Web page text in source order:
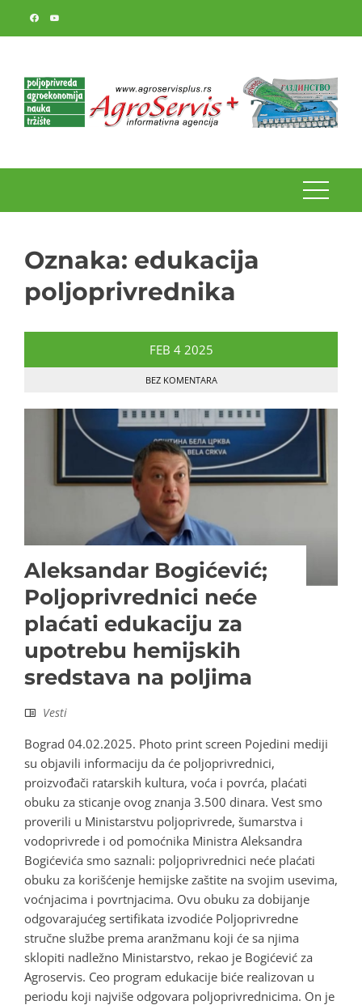
Oznaka: edukacija
poljoprivrednika
FEB 4 2025
BEZ KOMENTARA
Aleksandar Bogićević;
Poljoprivrednici neće
plaćati edukaciju za
upotrebu hemijskih
sredstava na poljima
Vesti
Bograd 04.02.2025. Photo print screen Pojedini mediji
su objavili informaciju da će poljoprivrednici,
proizvođači ratarskih kultura, voća i povrća, plaćati
obuku za sticanje ovog znanja 3.500 dinara. Vest smo
proverili u Ministarstvu poljoprivrede, šumarstva i
vodoprivrede i od pomoćnika Ministra Aleksandra
Bogićevića smo saznali: poljoprivrednici neće plaćati
obuku za korišćenje hemijske zaštite na svojim usevima,
voćnjacima i povrtnjacima. Ovu obuku za dobijanje
odgovarajućeg sertifikata izvodiće Poljoprivredne
stručne službe prema aranžmanu koji će sa njima
sklopiti nadležno Ministarstvo, rekao je Bogićević za
Agroservis. Ceo program edukacije biće realizovan u
periodu koji najviše odgovara poljoprivrednicima. On je